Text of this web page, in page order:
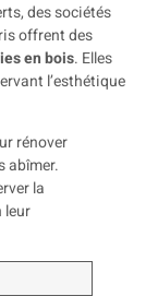
des sociétés
offrent des
en bois. Elles
l’esthétique